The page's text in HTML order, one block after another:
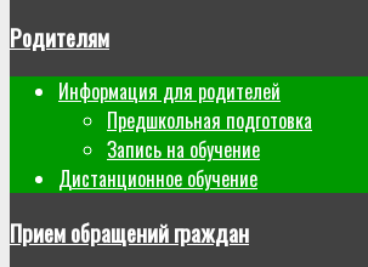
Родителям
Информация для родителей
Предшкольная подготовка
Запись на обучение
Дистанционное обучение
Прием обращений граждан